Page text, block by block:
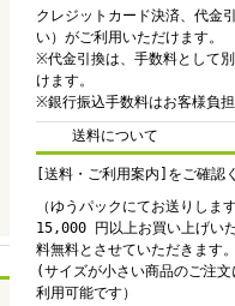
クレジットカード決済、代金
い）がご利用いただけます。
※代金引換は、手数料として
けます。
※銀行振込手数料はお客様負
送料について
[送料・ご利用案内]をご確認
（ゆうパックにてお送りしま
15,000 円以上お買い上げい
料無料とさせていただきます
(サイズが小さい商品のご注
利用可能です）